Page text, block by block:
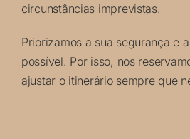
circunstâncias imprevistas.
Priorizamos a sua segurança e
possível. Por isso, nos
ajustar o itinerário sempre que